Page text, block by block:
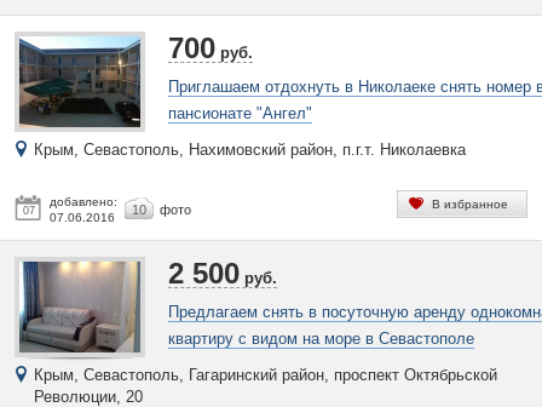
07
добавлено:
07.06.2016
10 фото
700 руб.
Приглашаем отдохнуть в Николаеке снять номер
пансионате "Ангел"
Крым, Севастополь, Нахимовский район, п.г.т. Николаевка
В избранное
2 500 руб.
Предлагаем снять в посуточную аренду
квартиру с видом на море в Севастополе
Крым, Севастополь, Гагаринский район, проспект Октябрьской
Революции, 20